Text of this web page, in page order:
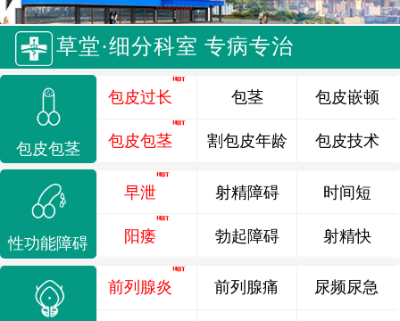
草堂·细分科室 专病专治
包皮包茎
包皮过长
包皮包茎
包茎
割包皮年龄
包皮嵌顿
包皮技术
性功能障碍
早泄
阳痿
射精障碍
勃起障碍
时间短
射精快
前列腺炎 前列腺痛 尿频尿急